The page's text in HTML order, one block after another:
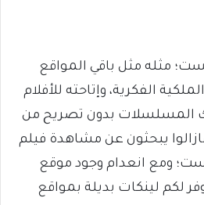
مثله مثل باقي المواقع
الفكرية، وإتاحته للأفلام
المسلسلات بدون تصريح من
يبحثون عن مشاهدة فيلم
ومع انعدام وجود موقع
لكم لينكات بديلة بمواقع